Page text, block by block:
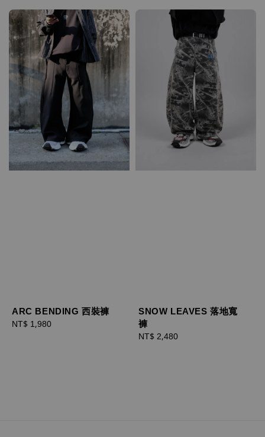
ARC BENDING 西裝褲
Regular
NT$ 1,980
SNOW LEAVES 落地寬
褲
Regular
NT$ 2,480